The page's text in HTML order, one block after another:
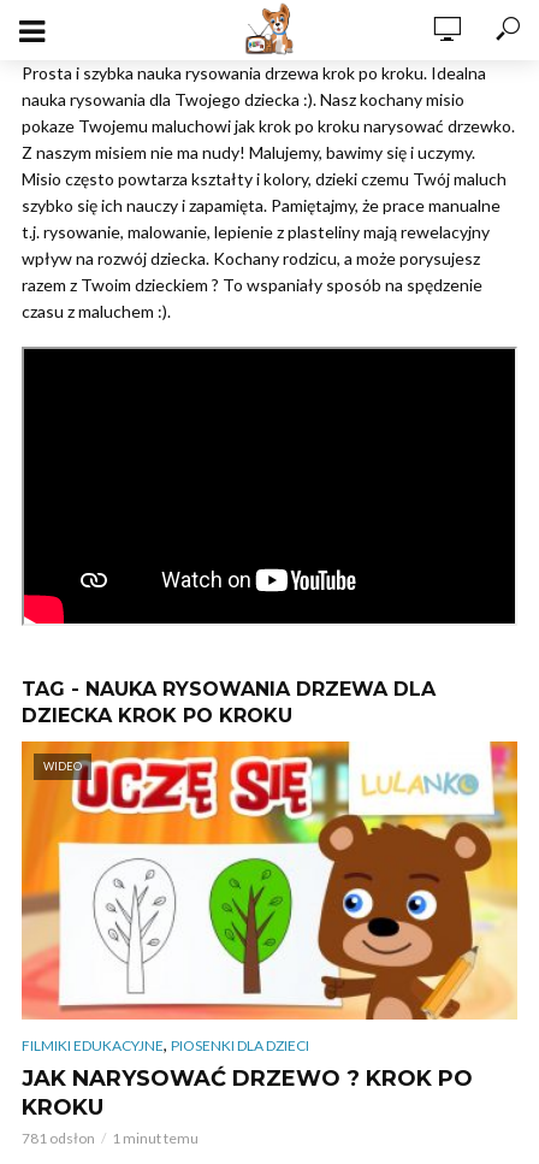
Prosta i szybka nauka rysowania drzewa krok po kroku. Idealna
nauka rysowania dla Twojego dziecka :). Nasz kochany misio
pokaze Twojemu maluchowi jak krok po kroku narysować drzewko.
Z naszym misiem nie ma nudy! Malujemy, bawimy się i uczymy.
Misio często powtarza kształty i kolory, dzieki czemu Twój maluch
szybko się ich nauczy i zapamięta. Pamiętajmy, że prace manualne
t.j. rysowanie, malowanie, lepienie z plasteliny mają rewelacyjny
wpływ na rozwój dziecka. Kochany rodzicu, a może porysujesz
razem z Twoim dzieckiem ? To wspaniały sposób na spędzenie
czasu z maluchem :).
TAG - NAUKA RYSOWANIA DRZEWA DLA
DZIECKA KROK PO KROKU
WIDEO
FILMIKI EDUKACYJNE, PIOSENKI DLA DZIECI
JAK NARYSOWAĆ DRZEWO ? KROK PO
KROKU
781 odsłon 1 minut temu